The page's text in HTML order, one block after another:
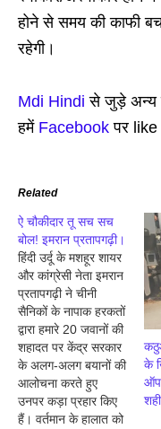
होने से समय की काफी
रहेगी।
Mdi Hindiसे जुड़े अन्य
हमें Facebook पर
Related
ऐ चौकीदार तू सच सच
बोल! इमरान प्रतापगढ़ी।
हिंदी उर्दू के मशहूर शायर
और कांग्रेसी नेता इमरान
प्रतापगढ़ी ने चीनी
सैनिकों के नापाक हरकतों
द्वारा हमारे 20 जवानों की
शहादत पर केंद्र सरकार
के अलग-अलग बयानों की
आलोचना करते हुए
उनपर कड़ा प्रहार किए
हैं। वर्तमान के हालात को
के